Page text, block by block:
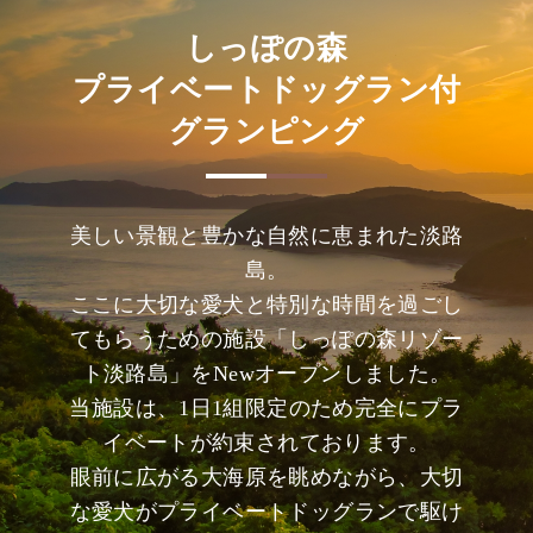
しっぽの森
プライベートドッグラン付
グランピング
美しい景観と豊かな自然に恵まれた淡路
島。
ここに大切な愛犬と特別な時間を過ごし
てもらうための施設「しっぽの森リゾー
ト淡路島」をNewオープンしました。
当施設は、1日1組限定のため完全にプラ
イベートが約束されております。
眼前に広がる大海原を眺めながら、大切
な愛犬がプライベートドッグランで駆け